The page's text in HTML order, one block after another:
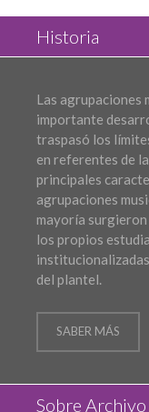
Historia
Las agrupaciones
importante
traspasó los
en referentes de
principales
agrupaciones
mayoría
los propios
del plantel.
SABER MÁS
Sobre